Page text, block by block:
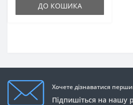
ДО КОШИКА
Хочете дізнаватися
Підпишіться на нашу